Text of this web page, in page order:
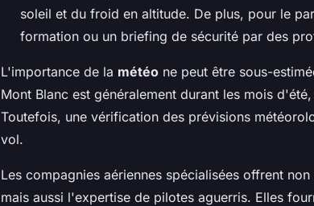
soleil et du froid en altitude. De plus, pour le
formation ou un briefing de sécurité par des
L'importance de la météo ne peut être sous-
Mont Blanc est généralement durant les mois
Toutefois, une vérification des prévisions
vol.
Les compagnies aériennes spécialisées offrent
mais aussi l'expertise de pilotes aguerris. Elles